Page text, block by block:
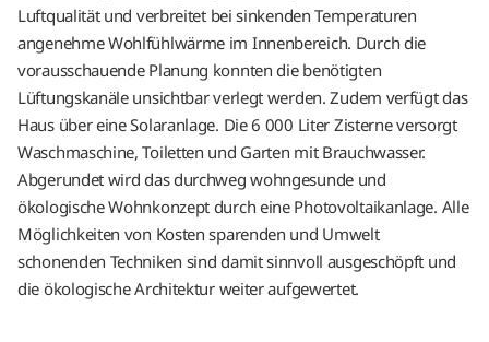
Luftqualität und verbreitet bei sinkenden Temperaturen
angenehme Wohlfühlwärme im Innenbereich. Durch die
vorausschauende Planung konnten die benötigten
Lüftungskanäle unsichtbar verlegt werden. Zudem verfügt das
Haus über eine Solaranlage. Die 6 000 Liter Zisterne versorgt
Waschmaschine, Toiletten und Garten mit Brauchwasser.
Abgerundet wird das durchweg wohngesunde und
ökologische Wohnkonzept durch eine Photovoltaikanlage. Alle
Möglichkeiten von Kosten sparenden und Umwelt
schonenden Techniken sind damit sinnvoll ausgeschöpft und
die ökologische Architektur weiter aufgewertet.